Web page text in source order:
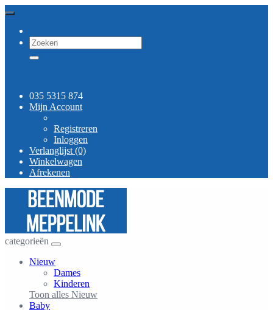
035 5315 874
Mijn Account
Registreren
Inloggen
Verlanglijst (0)
Winkelwagen
Afrekenen
categorieën
Nieuw
Dames
Kinderen
Toon alles Nieuw
Baby